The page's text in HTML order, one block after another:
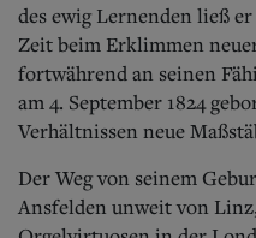
Abo
des ewig Lernenden ließ
Zeit beim Erklimmen
fortwährend an seinen
am 4. September 1824
Verhältnissen neue
Der Weg von seinem
Ansfelden unweit von